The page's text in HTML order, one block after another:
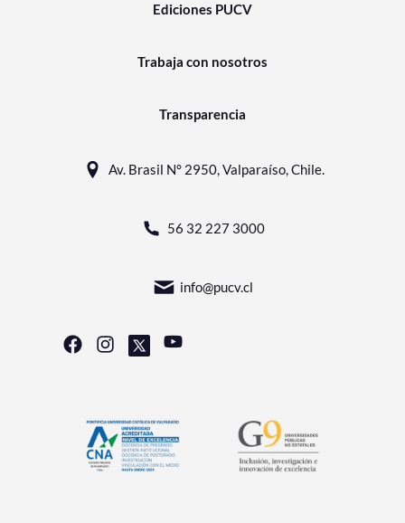
Ediciones PUCV
Trabaja con nosotros
Transparencia
Av. Brasil N° 2950, Valparaíso, Chile.
56 32 227 3000
info@pucv.cl